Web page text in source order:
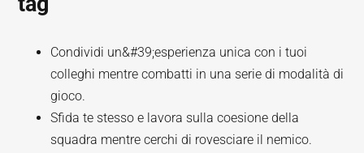
Condividi un&#39;esperienza unica con i tuoi
colleghi mentre combatti in una serie di modalità di
gioco.
Sfida te stesso e lavora sulla coesione della
squadra mentre cerchi di rovesciare il nemico.